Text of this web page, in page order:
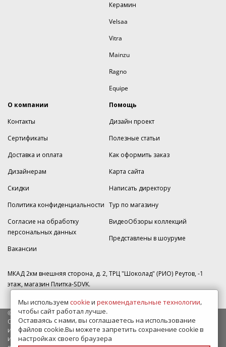
Керамин
Velsaa
Vitra
Mainzu
Ragno
Equipe
О компании
Контакты
Сертификаты
Доставка и оплата
Дизайнерам
Скидки
Политика конфиденциальности
Согласие на обработку
персональных данных
Вакансии
Помощь
Дизайн проект
Полезные статьи
Как оформить заказ
Карта сайта
Написать директору
Тур по магазину
ВидеоОбзоры коллекций
Представлены в шоуруме
МКАД 2км внешняя сторона, д. 2, ТРЦ "Шоколад" (РИО) Реутов, -1
этаж, магазин Плитка-SDVK.
© 2009—2026 г. Все права защищены
Обращаем Ваше внимание на то, что данный интернет-сайт носит
исключительно информационный характер и ни при каких условиях
информационные материалы и цены, размещенные на сайте, не
Мы используем cookieи рекомендательные технологии,
чтобы сайт работал лучше.
Оставаясь с нами, вы соглашаетесь на использование
файлов cookie.Вы можете запретить сохранение cookie в
настройках своего браузера